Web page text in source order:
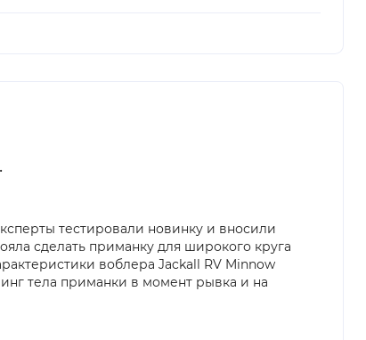
тестировали новинку и вносили
сделать приманку для широкого круга
воблера Jackall RV Minnow
тела приманки в момент рывка и на